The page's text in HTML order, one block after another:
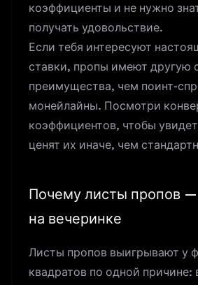
коэффициенты и не нужно
получать удовольствие.
Если тебя интересуют
ставки, пропы имеют другую
преимущества, чем поинт-
монейлайны. Посмотри
коэффициентов, чтобы
ценят их иначе, чем
Почему листы пропов —
на вечеринке
Листы пропов выигрывают у
квадратов по одной причине: